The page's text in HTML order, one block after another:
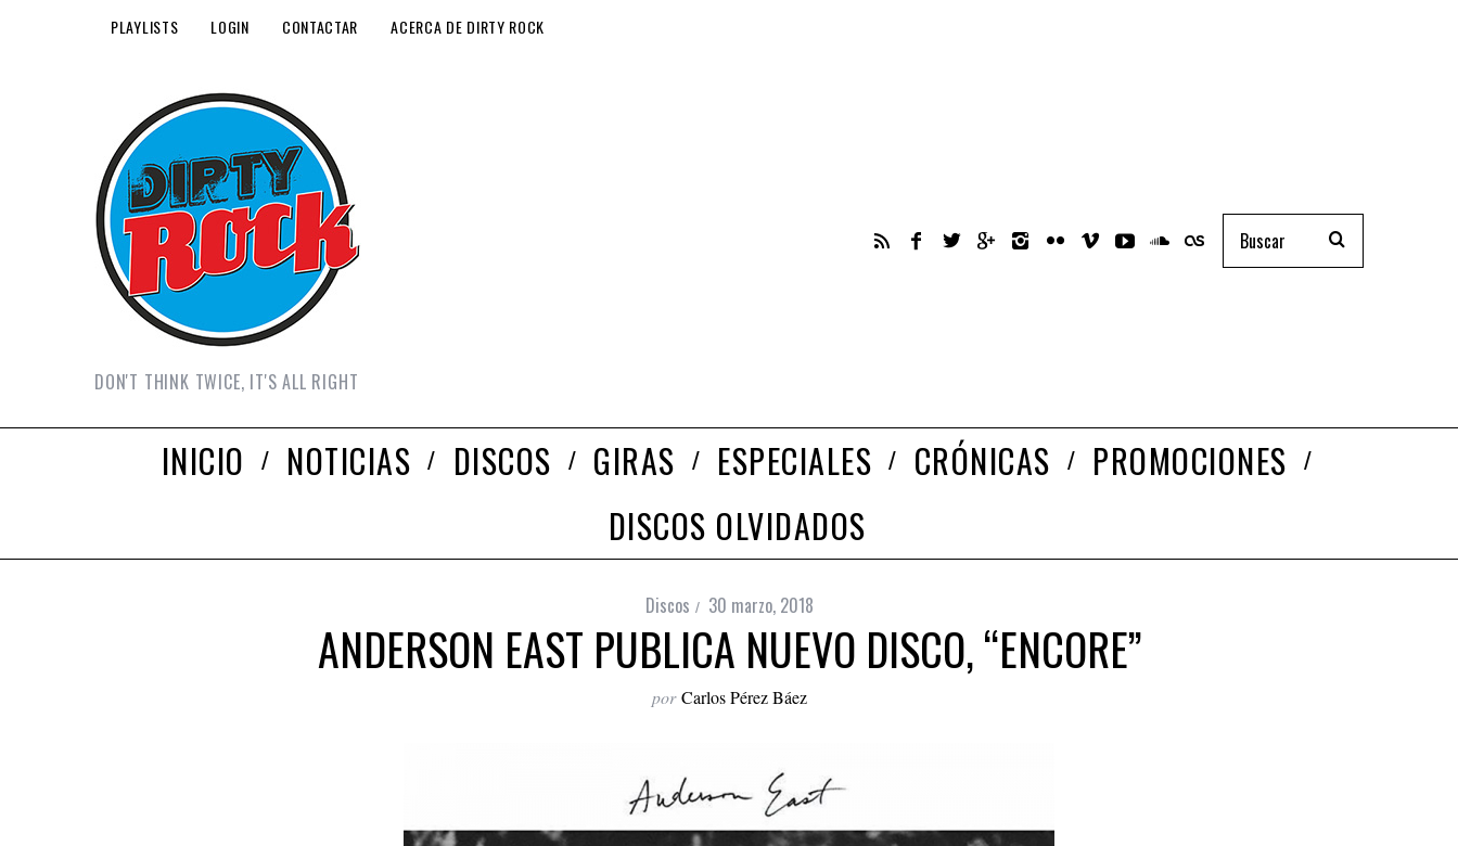
PLAYLISTS LOGIN CONTACTAR ACERCA DE DIRTY ROCK
DON'T THINK TWICE, IT'S ALL RIGHT
INICIO NOTICIAS DISCOS GIRAS ESPECIALES CRÓNICAS
PROMOCIONES
DISCOS OLVIDADOS
Discos 30 marzo, 2018
ANDERSON EAST PUBLICA NUEVO DISCO, “ENCORE”
por Carlos Pérez Báez